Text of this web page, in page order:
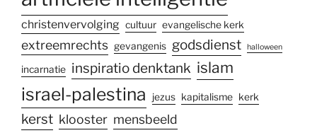
christenvervolging cultuur evangelische kerk
extreemrechts gevangenis godsdienst halloween
incarnatie inspiratio denktank islam
israel-palestina jezus kapitalisme kerk
kerst klooster mensbeeld